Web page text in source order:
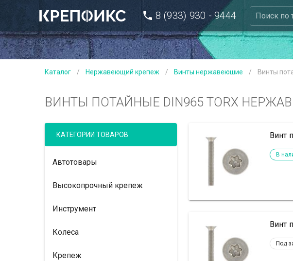
8 (933) 930 - 9444 Поиск по
Каталог / Нержавеющий крепеж / Винты нержавеюшие / Винты
ВИНТЫ ПОТАЙНЫЕ DIN965 TORX
КАТЕГОРИИ ТОВАРОВ
Автотовары
Высокопрочный крепеж
Инструмент
Колеса
Крепеж
Винт
В
Винт
Под